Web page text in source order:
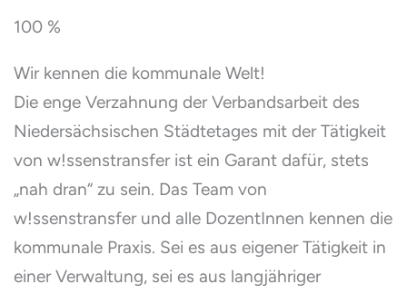
100 %
Wir kennen die kommunale Welt!
Die enge Verzahnung der Verbandsarbeit des
Niedersächsischen Städtetages mit der Tätigkeit
von w!ssenstransfer ist ein Garant dafür, stets
„nah dran“ zu sein. Das Team von
w!ssenstransfer und alle DozentInnen kennen die
kommunale Praxis. Sei es aus eigener Tätigkeit in
einer Verwaltung, sei es aus langjähriger